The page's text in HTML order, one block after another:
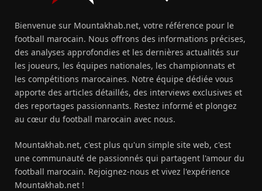
Bienvenue sur Mountakhab.net, votre référence pour le
football marocain. Nous offrons des informations précises,
des analyses approfondies et les dernières actualités sur
les joueurs, les équipes nationales, les championnats et
les compétitions marocaines. Notre équipe dédiée vous
apporte des articles détaillés, des interviews exclusives et
des reportages passionnants. Restez informé et plongez
au cœur du football marocain avec nous.
Mountakhab.net, c'est plus qu'un simple site web, c'est
une communauté de passionnés qui partagent l'amour du
football marocain. Rejoignez-nous et vivez l'expérience
Mountakhab.net !